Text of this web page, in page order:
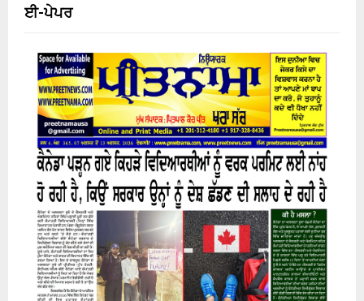
h
R
C
H
ਈ-ਪੇਪਰ
07 August 2026